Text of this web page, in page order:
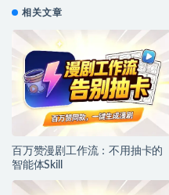
相关文章
百万赞漫剧工作流：不用抽卡的
智能体Skill